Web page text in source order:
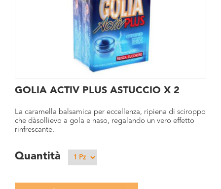
GOLIA ACTIV PLUS ASTUCCIO X 2
La caramella balsamica per eccellenza, ripiena di sciroppo
che dàsollievo a gola e naso, regalando un vero effetto
rinfrescante.
Quantità